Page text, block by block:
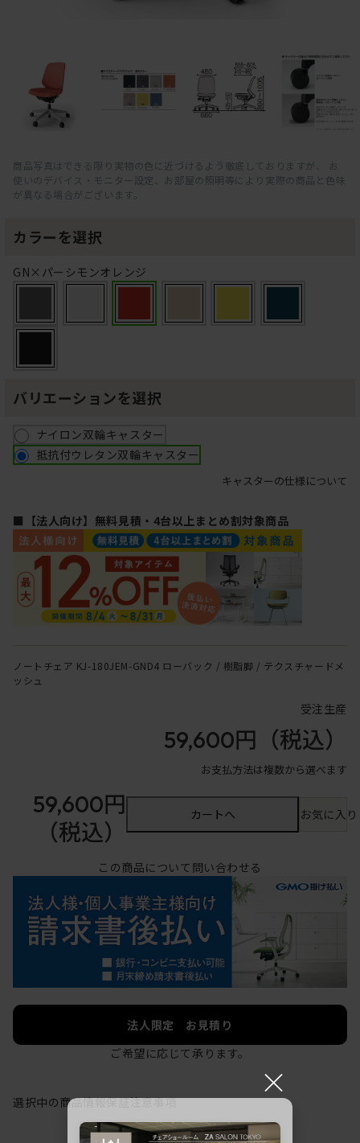
商品写真はできる限り実物の色に近づけるよう徹底しておりますが、 お
使いのデバイス・モニター設定、お部屋の照明等により実際の商品と色味
が異なる場合がございます。
カラーを選択
GN×パーシモンオレンジ
バリエーションを選択
ナイロン双輪キャスター
抵抗付ウレタン双輪キャスター
キャスターの仕様について
■【法人向け】無料見積・4台以上まとめ割対象商品
ノートチェア KJ-180JEM-GND4 ローバック / 樹脂脚 / テクスチャードメ
ッシュ
受注生産
59,600円 （税込）
お支払方法は複数から選べます
59,600円
（税込）
カートへ お気に入
この商品について問い合わせる
法人限定 お見積り
ご希望に応じて承ります。
選択中の商品情報保証注意事項
×